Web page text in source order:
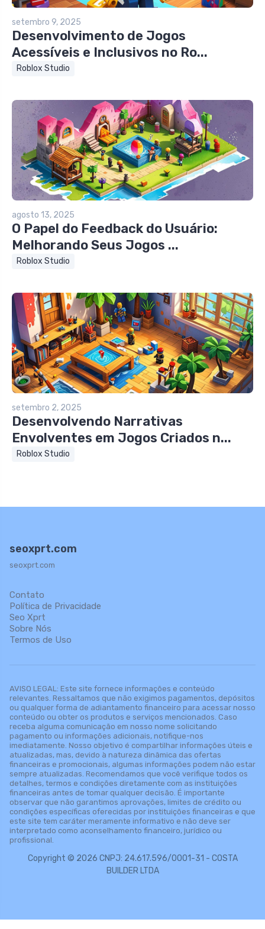
setembro 9, 2025
Desenvolvimento de Jogos
Acessíveis e Inclusivos no Ro...
Roblox Studio
agosto 13, 2025
O Papel do Feedback do Usuário:
Melhorando Seus Jogos ...
Roblox Studio
setembro 2, 2025
Desenvolvendo Narrativas
Envolventes em Jogos Criados n...
Roblox Studio
seoxprt.com
seoxprt.com
Contato
Política de Privacidade
Seo Xprt
Sobre Nós
Termos de Uso
AVISO LEGAL: Este site fornece informações e conteúdo
relevantes. Ressaltamos que não exigimos pagamentos, depósitos
ou qualquer forma de adiantamento financeiro para acessar nosso
conteúdo ou obter os produtos e serviços mencionados. Caso
receba alguma comunicação em nosso nome solicitando
pagamento ou informações adicionais, notifique-nos
imediatamente. Nosso objetivo é compartilhar informações úteis e
atualizadas, mas, devido à natureza dinâmica das ofertas
financeiras e promocionais, algumas informações podem não estar
sempre atualizadas. Recomendamos que você verifique todos os
detalhes, termos e condições diretamente com as instituições
financeiras antes de tomar qualquer decisão. É importante
observar que não garantimos aprovações, limites de crédito ou
condições específicas oferecidas por instituições financeiras e que
este site tem caráter meramente informativo e não deve ser
interpretado como aconselhamento financeiro, jurídico ou
profissional.
Copyright © 2026 CNPJ: 24.617.596/0001-31 - COSTA
BUILDER LTDA